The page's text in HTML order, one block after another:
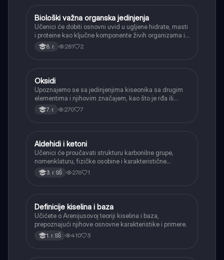
Hemija
Biološki važna organska jedinjenja
Učenici će dobiti osnovni uvid u ugljene hidrate, masti
i proteine kao ključne komponente živih organizama i
njihovu ulogu.
8. r. 281 2
Hemija
Oksidi
Upoznajemo se sa jedinjenjima kiseonika sa drugim
elementima i njihovim značajem, kao što je rđa ili
ugljen-dioksid.
7. r. 270 7
Hemija
Aldehidi i ketoni
Učenici će proučavati strukturu karbonilne grupe,
nomenklaturu, fizičke osobine i karakteristične
reakcije aldehida i ketona (adicija, oksidacija
aldehida, redukcija).
3. r. SŠ 276 1
Hemija
Definicije kiselina i baza
Učićete o Arenijusovoj teoriji kiselina i baza,
prepoznajući njihove osnovne karakteristike i primere.
1. r. SŠ 410 3